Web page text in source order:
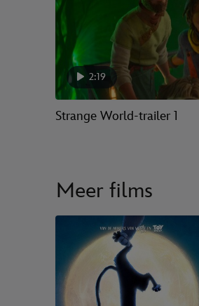
2:19
Strange World-trailer 1
Meer films